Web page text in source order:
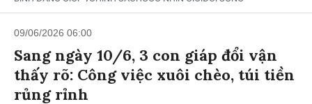
09/06/2026 06:00
Sang ngày 10/6, 3 con giáp đổi vận
thấy rõ: Công việc xuôi chèo, túi tiền
rủng rỉnh